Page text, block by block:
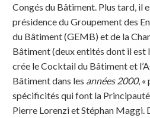
Congés du Bâtiment. Plus tard, il
présidence du Groupement des
du Bâtiment (GEMB) et de la
Bâtiment (deux entités dont il est
crée le Cocktail du Bâtiment et
Bâtiment dans les années 2000, «
spécificités qui font la
Pierre Lorenzi et Stéphan Maggi.